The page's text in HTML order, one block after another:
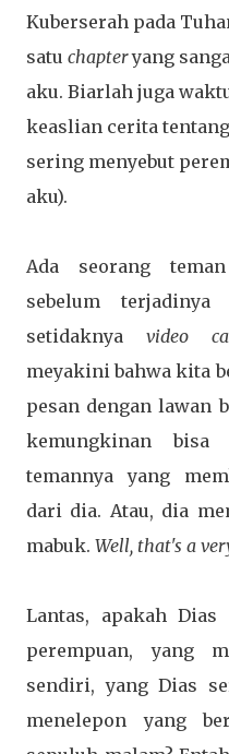
Kuberserah pada
satu chapteryang
aku. Biarlah juga
keaslian cerita
sering menyebut
aku).
Ada seorang
sebelum
setidaknya video
meyakini bahwa kita
pesan dengan lawan
kemungkinan
temannya yang
dari dia. Atau, dia
mabuk. Well, that's a
Lantas, apakah
perempuan, yang
sendiri, yang Dias
menelepon yang